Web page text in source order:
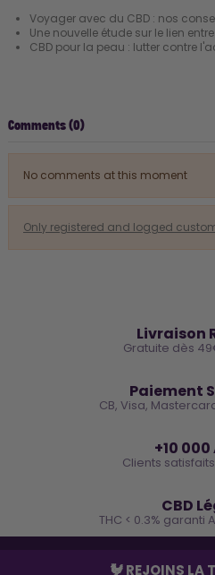
Voyager avec du CBD : nos
Une nouvelle étude sur le lien
CBD pour la peau : lutter contre
Comments (0)
No comments at this moment
Only registered and logged
Livraison
Gratuite dès
Paiement
CB, Visa,
+10
Clients
CBD
THC < 0.3% garanti
🐓 REJOINS LA